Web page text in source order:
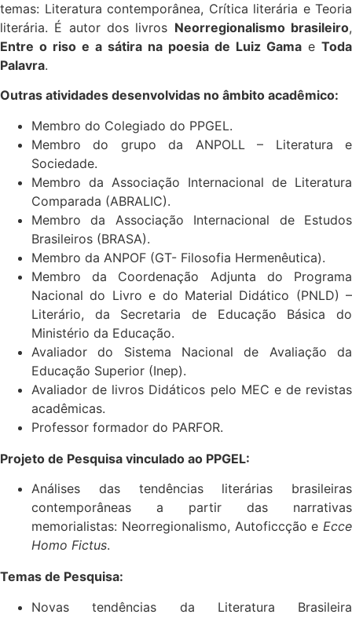
temas: Literatura contemporânea, Crítica literária e Teoria
literária. É autor dos livros Neorregionalismo brasileiro,
Entre o riso e a sátira na poesia de Luiz Gama e Toda
Palavra.
Outras atividades desenvolvidas no âmbito acadêmico:
Membro do Colegiado do PPGEL.
Membro do grupo da ANPOLL – Literatura e
Sociedade.
Membro da Associação Internacional de Literatura
Comparada (ABRALIC).
Membro da Associação Internacional de Estudos
Brasileiros (BRASA).
Membro da ANPOF (GT- Filosofia Hermenêutica).
Membro da Coordenação Adjunta do Programa
Nacional do Livro e do Material Didático (PNLD) –
Literário, da Secretaria de Educação Básica do
Ministério da Educação.
Avaliador do Sistema Nacional de Avaliação da
Educação Superior (Inep).
Avaliador de livros Didáticos pelo MEC e de revistas
acadêmicas.
Professor formador do PARFOR.
Projeto de Pesquisa vinculado ao PPGEL:
Análises das tendências literárias brasileiras
contemporâneas a partir das narrativas
memorialistas: Neorregionalismo, Autoficcção e Ecce
Homo Fictus.
Temas de Pesquisa:
Novas tendências da Literatura Brasileira